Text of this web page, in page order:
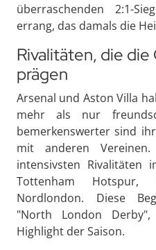
überraschenden 2:1-
errang, das damals die
Rivalitäten, die
prägen
Arsenal und Aston Villa
mehr als nur
bemerkenswerter sind
mit anderen
intensivsten Rivalitäten
Tottenham Hotspur,
Nordlondon. Diese
"North London
Highlight der Saison.